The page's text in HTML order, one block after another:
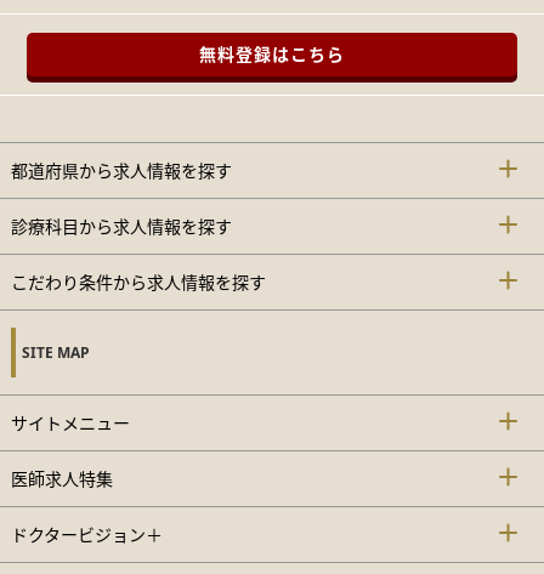
無料登録はこちら
都道府県から求人情報を探す
診療科目から求人情報を探す
こだわり条件から求人情報を探す
SITE MAP
サイトメニュー
医師求人特集
ドクタービジョン＋